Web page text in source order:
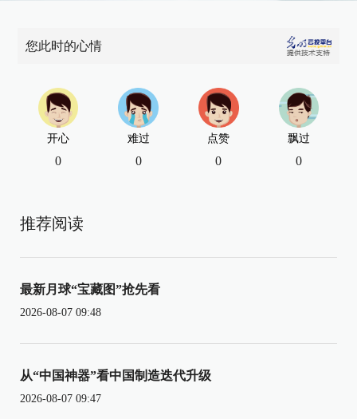
您此时的心情
开心
0
难过
0
点赞
0
飘过
0
推荐阅读
最新月球“宝藏图”抢先看
2026-08-07 09:48
从“中国神器”看中国制造迭代升级
2026-08-07 09:47